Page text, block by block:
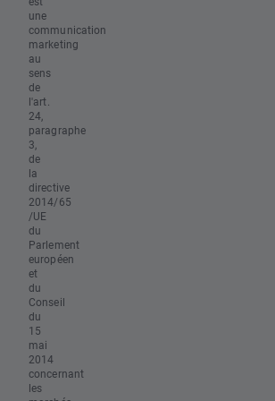
une
communication
marketing
au
sens
de
l'art.
24,
paragraphe
3,
de
la
directive
2014/65
/UE
du
Parlement
européen
et
du
Conseil
du
15
mai
2014
concernant
les